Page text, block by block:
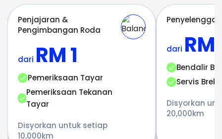
Penjajaran &
Pengimbangan Roda
dari RM 1
Pemeriksaan Tayar
Pemeriksaan Tekanan
Tayar
Disyorkan untuk setiap
10,000km
dari RM
Bendalir
Servis Brek
Disyorkan
20,000km